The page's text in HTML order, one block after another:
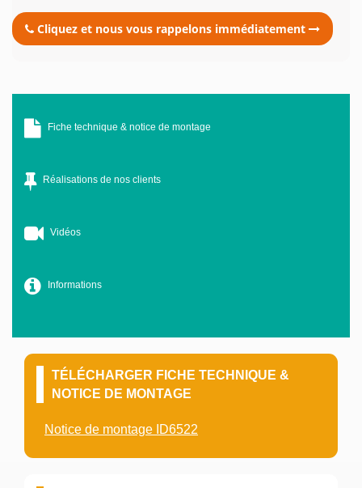
Cliquez et nous vous rappelons immédiatement
Fiche technique & notice de montage
Réalisations de nos clients
Vidéos
Informations
TÉLÉCHARGER FICHE TECHNIQUE &
NOTICE DE MONTAGE
Notice de montage ID6522